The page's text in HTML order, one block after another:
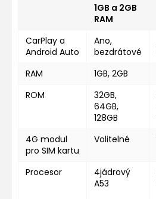
1GB a 2GB
RAM
CarPlay a
Android Auto
Ano,
bezdrátové
RAM 1GB, 2GB
ROM
32GB,
64GB,
128GB
4G modul
pro SIM kartu
Volitelné
Procesor
4jádrový
A53